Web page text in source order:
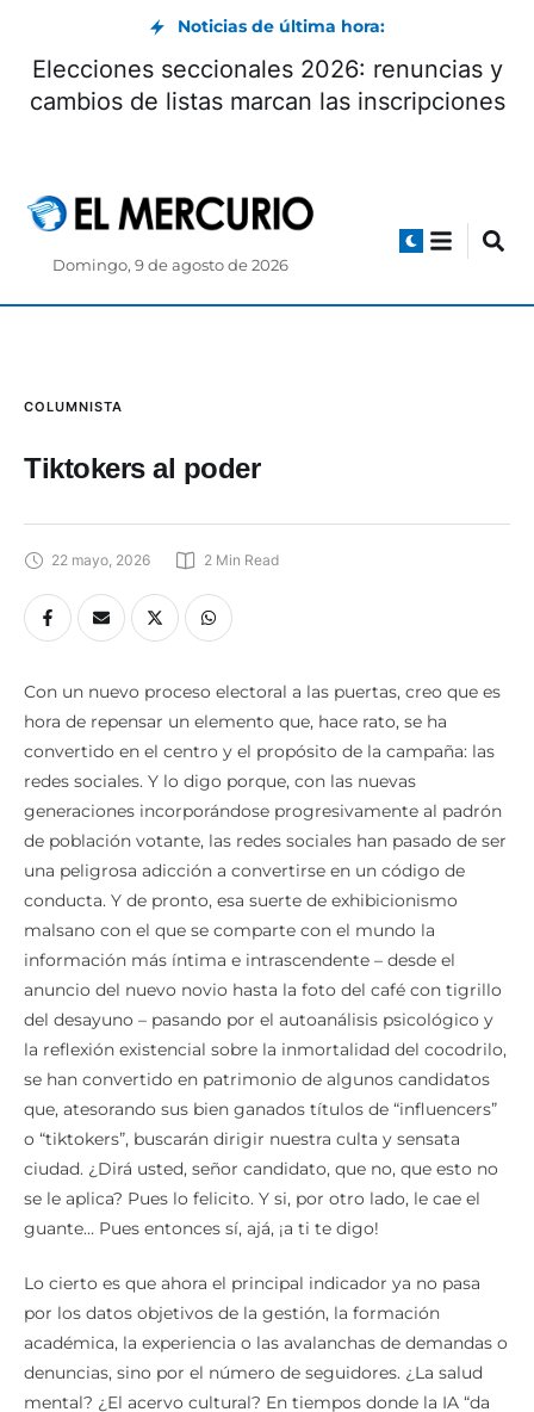
Noticias de última hora:
Elecciones seccionales 2026: renuncias y
cambios de listas marcan las inscripciones
Domingo, 9 de agosto de 2026
COLUMNISTA
Tiktokers al poder
22 mayo, 2026 2 Min Read
Con un nuevo proceso electoral a las puertas, creo que es
hora de repensar un elemento que, hace rato, se ha
convertido en el centro y el propósito de la campaña: las
redes sociales. Y lo digo porque, con las nuevas
generaciones incorporándose progresivamente al padrón
de población votante, las redes sociales han pasado de ser
una peligrosa adicción a convertirse en un código de
conducta. Y de pronto, esa suerte de exhibicionismo
malsano con el que se comparte con el mundo la
información más íntima e intrascendente – desde el
anuncio del nuevo novio hasta la foto del café con tigrillo
del desayuno – pasando por el autoanálisis psicológico y
la reflexión existencial sobre la inmortalidad del cocodrilo,
se han convertido en patrimonio de algunos candidatos
que, atesorando sus bien ganados títulos de “influencers”
o “tiktokers”, buscarán dirigir nuestra culta y sensata
ciudad. ¿Dirá usted, señor candidato, que no, que esto no
se le aplica? Pues lo felicito. Y si, por otro lado, le cae el
guante… Pues entonces sí, ajá, ¡a ti te digo!
Lo cierto es que ahora el principal indicador ya no pasa
por los datos objetivos de la gestión, la formación
académica, la experiencia o las avalanchas de demandas o
denuncias, sino por el número de seguidores. ¿La salud
mental? ¿El acervo cultural? En tiempos donde la IA “da